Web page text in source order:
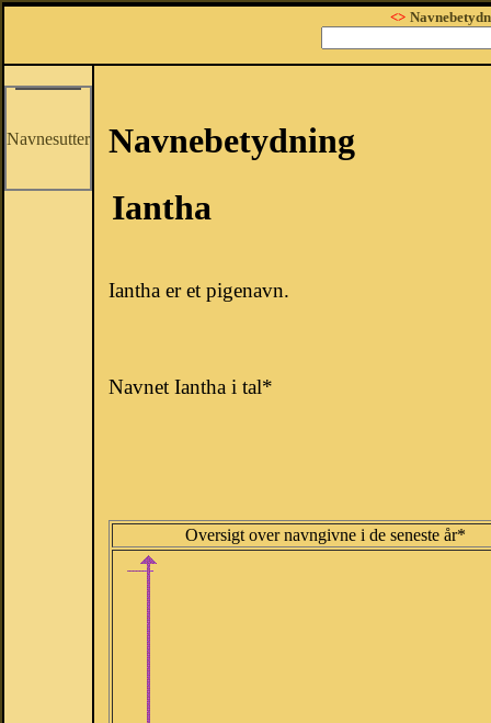
<>
Navnesutter
Navnebetydning
Iantha
Iantha er et pigenavn.
Navnet Iantha i tal*
Oversigt over navngivne i de seneste år*